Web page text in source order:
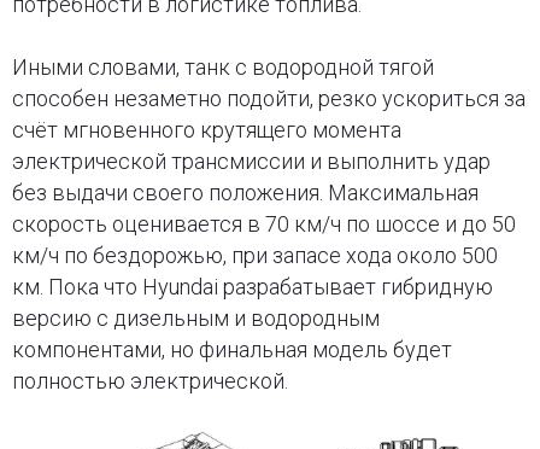
Иными словами, танк с водородной тягой
способен незаметно подойти, резко ускориться за
счёт мгновенного крутящего момента
электрической трансмиссии и выполнить удар
без выдачи своего положения. Максимальная
скорость оценивается в 70 км/ч по шоссе и до 50
км/ч по бездорожью, при запасе хода около 500
км. Пока что Hyundai разрабатывает гибридную
версию с дизельным и водородным
компонентами, но финальная модель будет
полностью электрической.